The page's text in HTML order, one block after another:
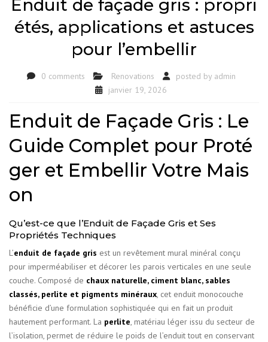
Enduit de façade gris : propri
étés, applications et astuces
pour l’embellir
0 comments Renovations posted by admin
janvier 19, 2026
Enduit de Façade Gris : Le
Guide Complet pour Proté
ger et Embellir Votre Mais
on
Qu’est-ce que l’Enduit de Façade Gris et Ses
Propriétés Techniques
L’enduit de façade gris est un revêtement mural minéral conçu
pour imperméabiliser et décorer les parois verticales en une seule
couche. Composé de chaux naturelle, ciment blanc, sables
classés, perlite et pigments minéraux, cet enduit monocouche
bénéficie d’une formulation sophistiquée qui en fait un produit
hautement performant. La perlite, matériau léger issu du secteur de
l’isolation, permet de réduire le poids de l’enduit tout en conservant